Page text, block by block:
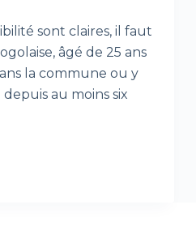
sont claires, il faut
âgé de 25 ans
la commune ou y
au moins six